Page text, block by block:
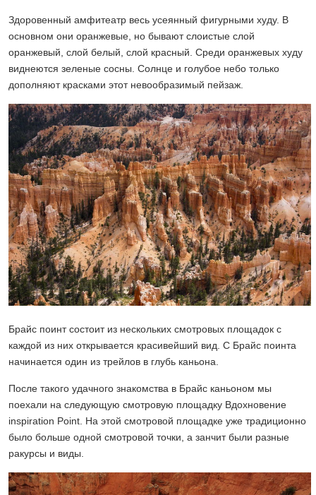
Здоровенный амфитеатр весь усеянный фигурными худу. В
основном они оранжевые, но бывают слоистые слой
оранжевый, слой белый, слой красный. Среди оранжевых худу
виднеются зеленые сосны. Солнце и голубое небо только
дополняют красками этот невообразимый пейзаж.
Брайс поинт состоит из нескольких смотровых площадок с
каждой из них открывается красивейший вид. С Брайс поинта
начинается один из трейлов в глубь каньона.
После такого удачного знакомства в Брайс каньоном мы
поехали на следующую смотровую площадку Вдохновение
inspiration Point. На этой смотровой площадке уже традиционно
было больше одной смотровой точки, а занчит были разные
ракурсы и виды.